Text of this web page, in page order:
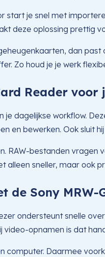
start je snel met
deze oplossing prettig
dan
Zo houd je je werk
Reader
dagelijkse workflow.
en bewerken. Ook sluit
RAW-bestanden
alleen sneller, maar ook
Sony MRW-
ondersteunt snelle
opnamen is dat
computer. Daarmee